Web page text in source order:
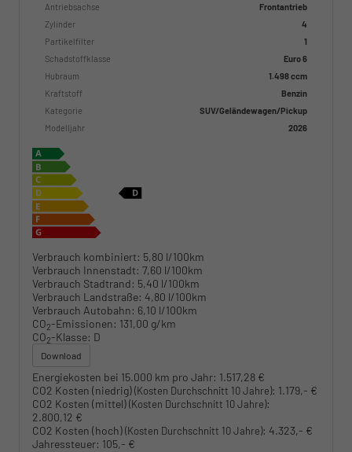
Antriebsachse
Frontantrieb
Zylinder
4
Partikelfilter
1
Schadstoffklasse
Euro 6
Hubraum
1.498 ccm
Kraftstoff
Benzin
Kategorie
SUV/Geländewagen/Pickup
Modelljahr
2026
Verbrauch kombiniert: 5,80 l/100km
Verbrauch Innenstadt: 7,60 l/100km
Verbrauch Stadtrand: 5,40 l/100km
Verbrauch Landstraße: 4,80 l/100km
Verbrauch Autobahn: 6,10 l/100km
CO2-Emissionen: 131,00 g/km
CO2-Klasse: D
Download
Energiekosten bei 15.000 km pro Jahr: 1.517,28 €
CO2 Kosten (niedrig)(Kosten Durchschnitt 10 Jahre): 1.179,- €
CO2 Kosten (mittel)(Kosten Durchschnitt 10 Jahre):
2.800,12 €
CO2 Kosten (hoch)(Kosten Durchschnitt 10 Jahre): 4.323,- €
Jahressteuer: 105,- €